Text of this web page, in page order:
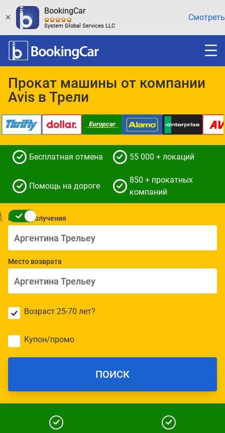
BookingCar
System Global Services LLC
Смотреть
Прокат машины от компании
Avis в Трели
Бесплатная отмена 55 000 + локаций
Помощь на дороге
850 + прокатных
компаний
Место получения
Место возврата
Возраст 25-70 лет?
Купон/промо
ПОИСК